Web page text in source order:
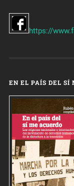
https://
EN EL PAÍS DEL SÍ